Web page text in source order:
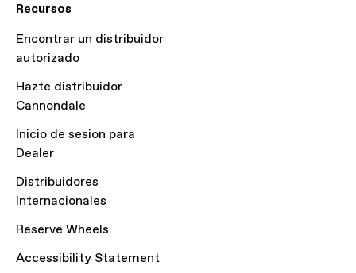
Recursos
Encontrar un distribuidor
autorizado
Hazte distribuidor
Cannondale
Inicio de sesion para
Dealer
Distribuidores
Internacionales
Reserve Wheels
Accessibility Statement